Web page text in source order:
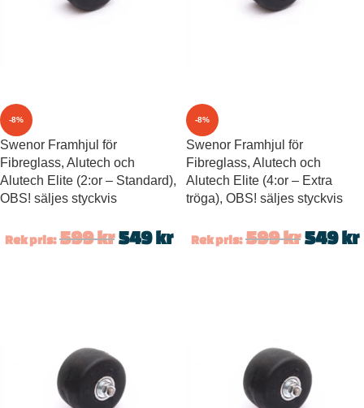
-8%
Swenor Framhjul för
Fibreglass, Alutech och
Alutech Elite (2:or – Standard),
OBS! säljes styckvis
Rek pris: 599kr 549kr
-8%
Swenor Framhjul för
Fibreglass, Alutech och
Alutech Elite (4:or – Extra
tröga), OBS! säljes styckvis
Rek pris: 599kr 549kr